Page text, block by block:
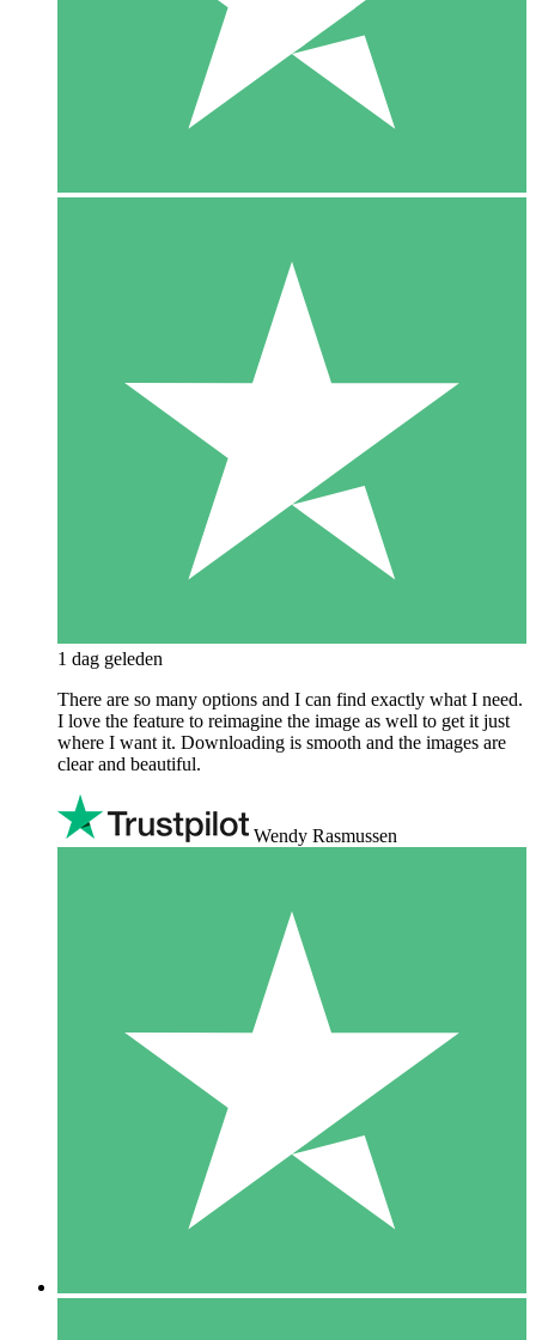
1 dag geleden
There are so many options and I can find exactly what I need.
I love the feature to reimagine the image as well to get it just
where I want it. Downloading is smooth and the images are
clear and beautiful.
Wendy Rasmussen